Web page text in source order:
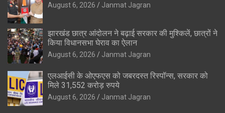
August 6, 2026 Janmat Jagran
झारखंड छात्र आंदोलन ने बढ़ाई सरकार की मुश्किलें, छात्रों ने
किया विधानसभा घेराव का ऐलान
August 6, 2026 Janmat Jagran
एलआईसी के ओएफएस को जबरदस्त रिस्पॉन्स, सरकार को
मिले 31,552 करोड़ रुपये
August 6, 2026 Janmat Jagran